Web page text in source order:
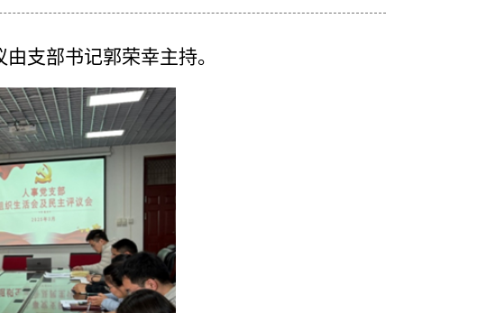
支部书记郭荣幸主持。